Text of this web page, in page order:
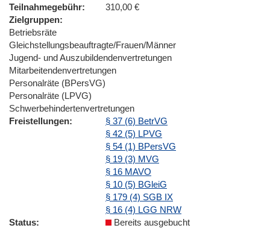
Teilnahmegebühr
310,00 €
Zielgruppen
Betriebsräte
Gleichstellungsbeauftragte/Frauen/Männer
Jugend- und Auszubildendenvertretungen
Mitarbeitendenvertretungen
Personalräte (BPersVG)
Personalräte (LPVG)
Schwerbehindertenvertretungen
Freistellungen
§ 37 (6) BetrVG
§ 42 (5) LPVG
§ 54 (1) BPersVG
§ 19 (3) MVG
§ 16 MAVO
§ 10 (5) BGleiG
§ 179 (4) SGB IX
§ 16 (4) LGG NRW
Status
Bereits ausgebucht